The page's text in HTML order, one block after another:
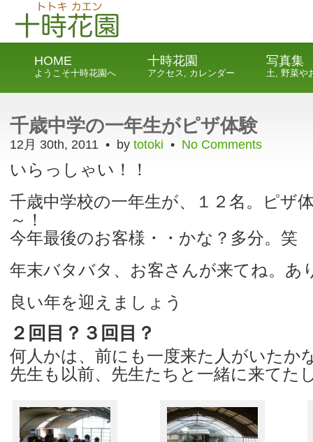
HOME
ようこそ十時花園へ
十時花園
アクセス, カレンダー
写真集
土, 野菜や
千歳中学の一年生がピザ体験
12月 30th, 2011 • by totoki • No Comments
いらっしゃい！！
千歳中学校の一年生が、１２名。ピザ
～！
今年最後のお客様・・かな？多分。笑
年末バタバタ、お客さんが来てね。あ
良い年を迎えましょう
２回目？３回目？
何人かは、前にも一度来た人がいたか
先生も以前、先生たちと一緒に来てた